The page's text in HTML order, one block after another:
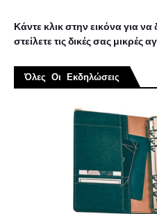
Κάντε κλικ στην εικόνα για
στείλετε τις δικές σας μικρές
Όλες Οι Εκδηλώσεις